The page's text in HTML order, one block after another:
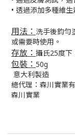
• 透過添加多種維
用法： 洗手後鈞勻
或需要時使用。
存放： 攝氏25度下
包裝： 50g
意大利製造
總代理：森川實業
森川實業